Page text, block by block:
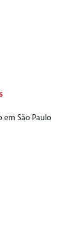
em São Paulo